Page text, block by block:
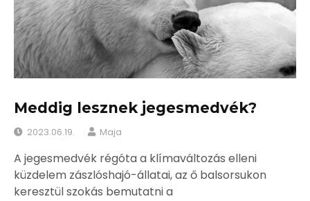
Meddig lesznek jegesmedvék?
2023.06.19. Maja
A jegesmedvék régóta a klímaváltozás elleni
küzdelem zászlóshajó-állatai, az ő balsorsukon
keresztül szokás bemutatni a